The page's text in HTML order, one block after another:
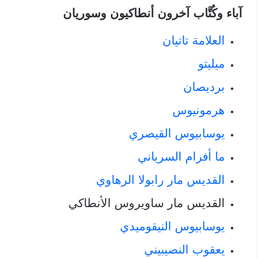
آباء وكُتَّاب آخرون أنطاكيون وسوريان
العلامة تاتيان
ميليتو
برديصان
هرمونيوس
يوسابيوس القيصري
ما أفرام السرياني
القديس مار رابولا الرهاوي
القديس مار ساويروس الأنطاكي
يوسابيوس النيقوميدي
يعقوب النصيبيني